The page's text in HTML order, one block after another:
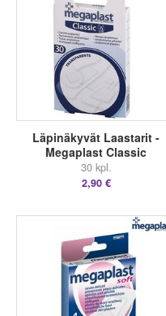
Läpinäkyvät Laastarit -
Megaplast Classic
30 kpl.
2,90 €